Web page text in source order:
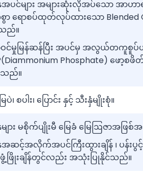
ပင်များ အများဆုံးလိုအပ်သော အာဟ
ာ ရောစပ်ထုတ်လုပ်ထားသော Blended
သည်။
ဝင်မှုမြန်ဆန်ပြီး အပင်မှ အလွယ်တကူစူပ်
Phosphate) ဖော့
သည်။
ေပဲ၊ စပါး၊ ပြောင်း နှင့် သီးနှံမျိုးစုံ။
ျား မစိုက်ပျိုးမီ မြေခံ မြေဩဇာအဖြ
ဆင့်အလိုက်အပင်ကြီးထွားချိန် ၊ ပန်းပွင့်
ဖြိုးချိန်တွင်လည်း အသုံးပြုနိုင်သည်။